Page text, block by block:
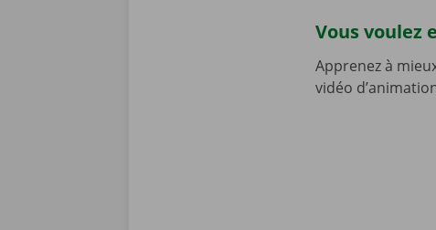
Vous voulez
Apprenez à
vidéo